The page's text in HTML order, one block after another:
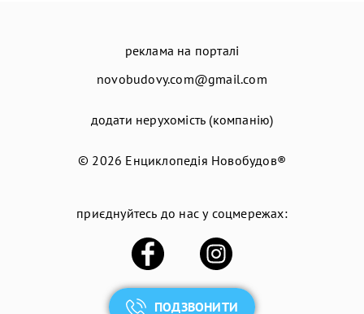
ПОДЗВОНИТИ
реклама на порталі
novobudovy.com@gmail.com
додати нерухомість (компанію)
© 2026 Енциклопедія Новобудов®
приєднуйтесь до нас у соцмережах: